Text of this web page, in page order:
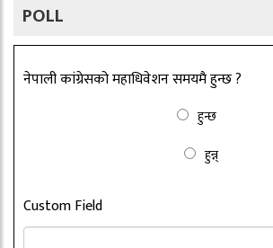
POLL
नेपाली कांग्रेसको महाधिवेशन समयमै हुन्छ ?
हुन्छ
हुन्न्
Custom Field